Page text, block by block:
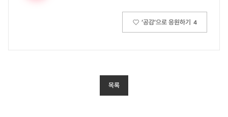
‘공감’으로 응원하기 4
목록